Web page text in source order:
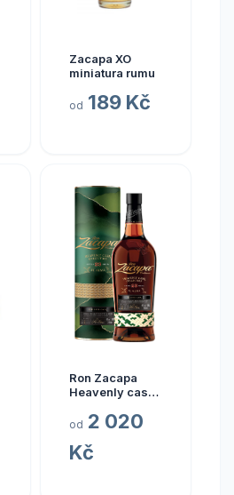
Zacapa XO
miniatura rumu
od 189 Kč
Ron Zacapa
Heavenly cask
Alma 23y 40%
od 2 020
Kč